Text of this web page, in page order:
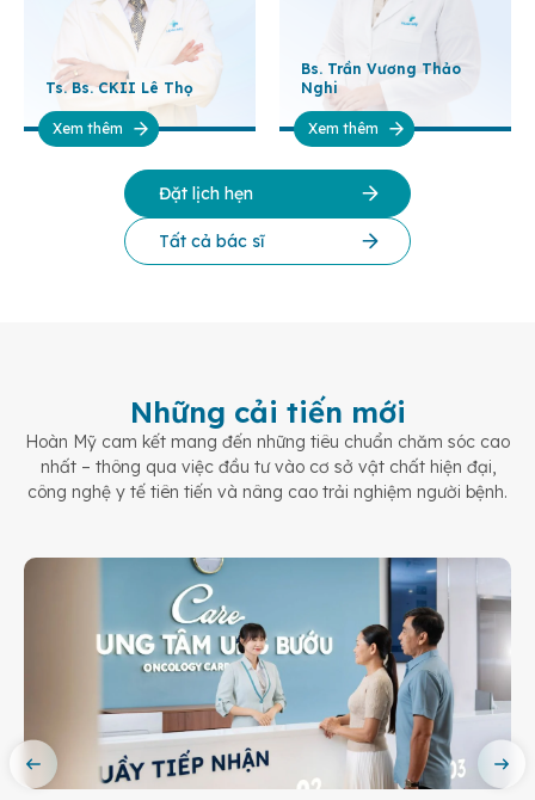
Ts. Bs. CKII Lê Thọ
Xem thêm
Bs. Trần Vương Thảo
Nghi
Xem thêm
Đặt lịch hẹn
Tất cả bác sĩ
Những cải tiến mới
Hoàn Mỹ cam kết mang đến những tiêu chuẩn chăm sóc cao
nhất – thông qua việc đầu tư vào cơ sở vật chất hiện đại,
công nghệ y tế tiên tiến và nâng cao trải nghiệm người bệnh.